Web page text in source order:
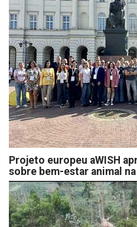
Projeto europeu aWISH
sobre bem-estar animal na